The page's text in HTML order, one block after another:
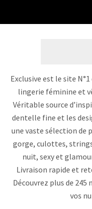
Exclusive est le site
lingerie féminine et
Véritable source
dentelle fine et les
une vaste sélection de
gorge, culottes,
nuit, sexy et
Livraison rapide et
Découvrez plus de
vos